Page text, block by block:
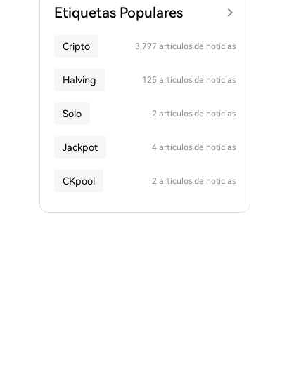
Etiquetas Populares
Cripto 3,797 artículos de noticias
Halving 125 artículos de noticias
Solo 2 artículos de noticias
Jackpot 4 artículos de noticias
CKpool 2 artículos de noticias